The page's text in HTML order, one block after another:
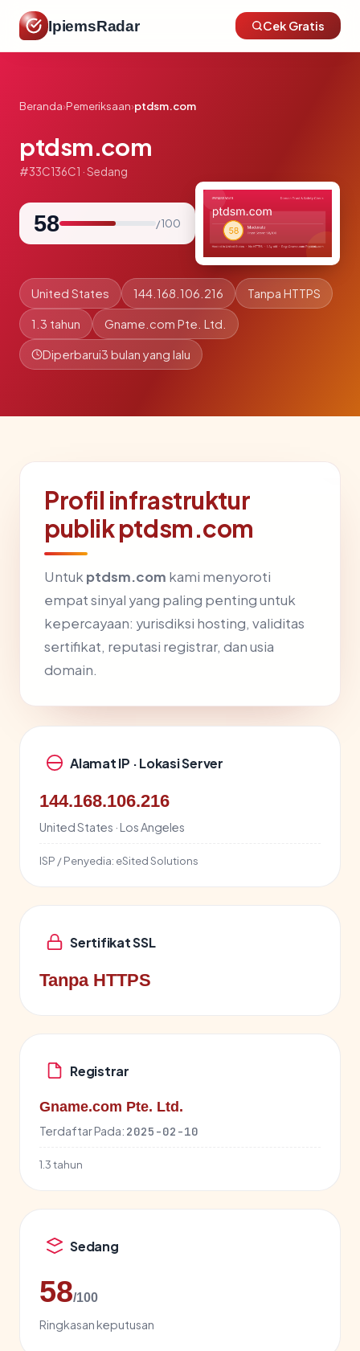
IpiemsRadar Cek Gratis
Beranda›Pemeriksaan›ptdsm.com
ptdsm.com
#33C136C1 · Sedang
58 / 100
United States 144.168.106.216 Tanpa HTTPS
1.3 tahun Gname.com Pte. Ltd.
Diperbarui3 bulan yang lalu
Profil infrastruktur
publik ptdsm.com
Untuk ptdsm.com kami menyoroti
empat sinyal yang paling penting untuk
kepercayaan: yurisdiksi hosting, validitas
sertifikat, reputasi registrar, dan usia
domain.
Alamat IP · Lokasi Server
144.168.106.216
United States · Los Angeles
ISP / Penyedia: eSited Solutions
Sertifikat SSL
Tanpa HTTPS
Registrar
Gname.com Pte. Ltd.
Terdaftar Pada: 2025-02-10
1.3 tahun
Sedang
58/100
Ringkasan keputusan